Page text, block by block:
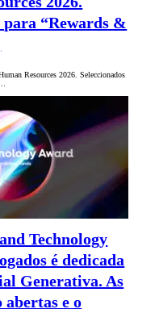
para “Rewards &
Resources 2026. Seleccionados
Technology
é dedicada
Generativa. As
e o